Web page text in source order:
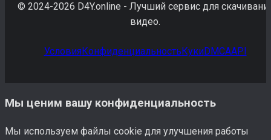
© 2024-2026 D4Y.online - Лучший сервис для
видео.
УсловияКонфиденциальность КукиDMCAAPI
Мы ценим вашу конфиденциальность
Мы используем файлы cookie для улучшения работы